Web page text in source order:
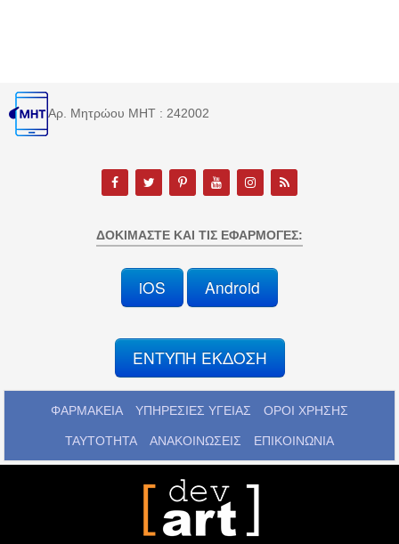
Αρ. Μητρώου MHT : 242002
ΔΟΚΙΜΆΣΤΕ ΚΑΙ ΤΙΣ ΕΦΑΡΜΟΓΈΣ:
iOS Android
ΕΝΤΥΠΗ ΕΚΔΟΣΗ
ΦΑΡΜΑΚΕΙΑ ΥΠΗΡΕΣΙΕΣ ΥΓΕΙΑΣ ΟΡΟΙ ΧΡΗΣΗΣ
ΤΑΥΤΟΤΗΤΑ ΑΝΑΚΟΙΝΩΣΕΙΣ ΕΠΙΚΟΙΝΩΝΙΑ